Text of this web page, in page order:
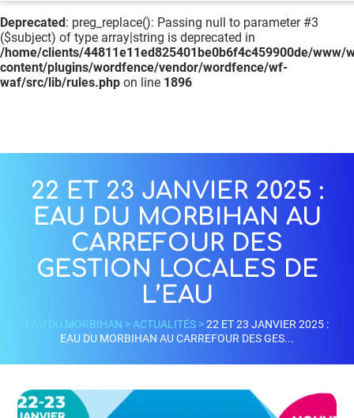
Deprecated: preg_replace(): Passing null to parameter #3
($subject) of type array|string is deprecated in
/home/clients/44811e11ed825401be0b6f4c459900de/www/
content/plugins/wordfence/vendor/wordfence/wf-
waf/src/lib/rules.php on line 1896
22 ET 23 JANVIER 2025 :
EAU DU MORBIHAN AU
CARREFOUR DES
GESTION LOCALES DE
L’EAU
EAU DU MORBIHAN > ACTUALITÉS >22 ET 23 JANVIER 2025 :
EAU DU MORBIHAN AU CARREFOUR DES GES...